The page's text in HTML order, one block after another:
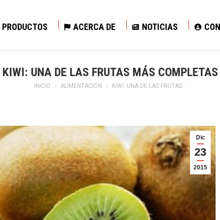
PRODUCTOS ACERCA DE NOTICIAS
KIWI: UNA DE LAS FRUTAS MÁS COMPLETAS
Estás aquí:
INICIO ALIMENTACIÓN KIWI: UNA DE LAS FRUTAS…
Dic
23
2015
PRODUCTOS ACERCA DE NOTICIAS